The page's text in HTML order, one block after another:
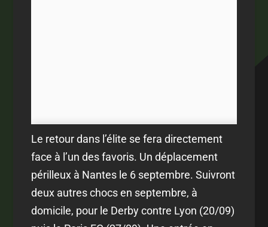
Le retour dans l’élite se fera directement
face à l’un des favoris. Un déplacement
périlleux à Nantes le 6 septembre. Suivront
deux autres chocs en septembre, à
domicile, pour le Derby contre Lyon (20/09)